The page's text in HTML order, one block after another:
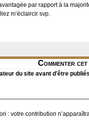
par rapport à la
m’éclaircir svp.
Commenter
du site avant d'être
: votre contribution